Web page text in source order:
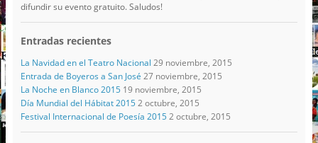
difundir su evento gratuito. Saludos!
Entradas recientes
La Navidad en el Teatro Nacional 29 noviembre, 2015
Entrada de Boyeros a San José 27 noviembre, 2015
La Noche en Blanco 2015 19 noviembre, 2015
Día Mundial del Hábitat 2015 2 octubre, 2015
Festival Internacional de Poesía 2015 2 octubre, 2015